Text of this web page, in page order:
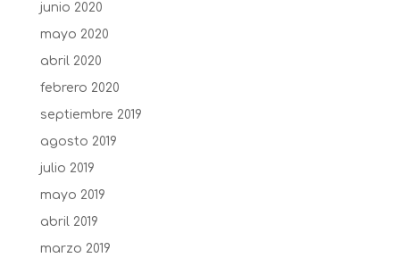
junio 2020
mayo 2020
abril 2020
febrero 2020
septiembre 2019
agosto 2019
julio 2019
mayo 2019
abril 2019
marzo 2019